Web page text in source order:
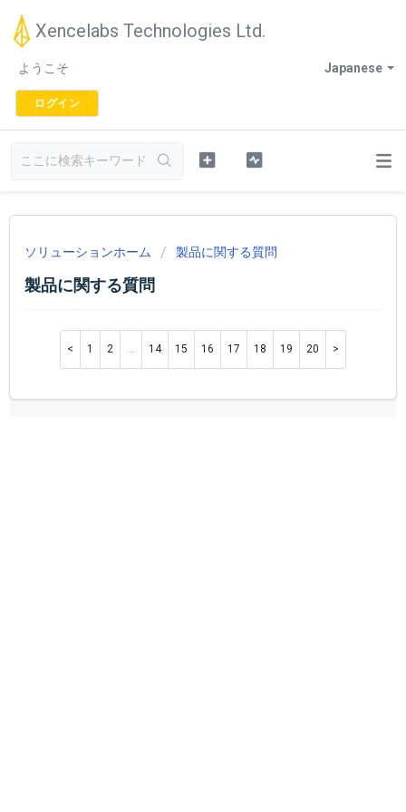
Xencelabs Technologies Ltd.
Japanese
ようこそ
ログイン
ソリューションホーム 製品に関する質問
製品に関する質問
1 2 … 14 15 16 17 18 19 20